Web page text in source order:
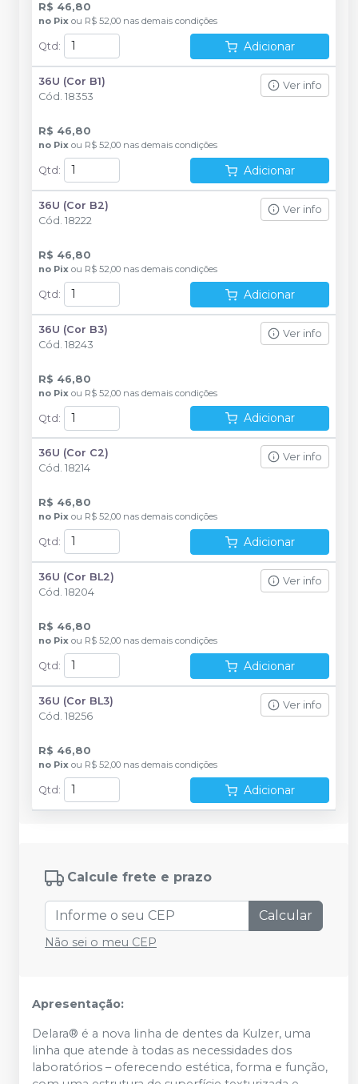
R$ 46,80
no Pix ou R$ 52,00 nas demais condições
Qtd : Adicionar
36U (Cor B1)
Cód. 18353
Ver info
R$ 46,80
no Pix ou R$ 52,00 nas demais condições
Qtd : Adicionar
36U (Cor B2)
Cód. 18222
Ver info
R$ 46,80
no Pix ou R$ 52,00 nas demais condições
Qtd : Adicionar
36U (Cor B3)
Cód. 18243
Ver info
R$ 46,80
no Pix ou R$ 52,00 nas demais condições
Qtd: Adicionar
36U (Cor C2)
Cód. 18214
Ver info
R$ 46,80
no Pix ou R$ 52,00 nas demais condições
Qtd : Adicionar
36U (Cor BL2)
Cód. 18204
Ver info
R$ 46,80
no Pix ou R$ 52,00 nas demais condições
Qtd : Adicionar
36U (Cor BL3)
Cód. 18256
Ver info
R$ 46,80
no Pix ou R$ 52,00 nas demais condições
Qtd : Adicionar
Calcule frete e prazo
Calcular
Não sei o meu CEP
Apresentação:
Delara® é a nova linha de dentes da Kulzer, uma
linha que atende à todas as necessidades dos
laboratórios – oferecendo estética, forma e função,